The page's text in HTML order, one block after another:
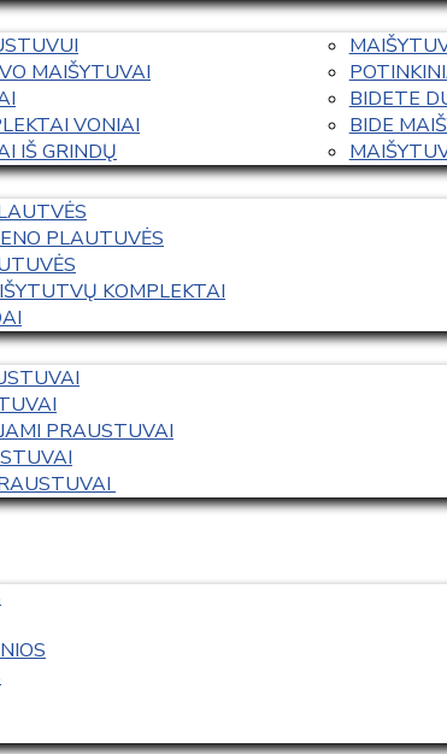
MAIŠYTUVAI
VONIAI
IŠ GRINDŲ
BIDETE
BIDE
PLAUTUVĖS
KOMPLEKTAI
PRAUSTUVAI